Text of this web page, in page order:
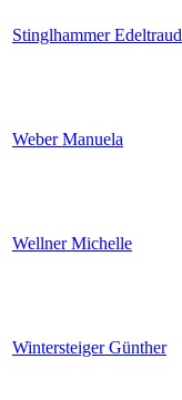
Stinglhammer Edeltraud
Weber Manuela
Wellner Michelle
Wintersteiger Günther